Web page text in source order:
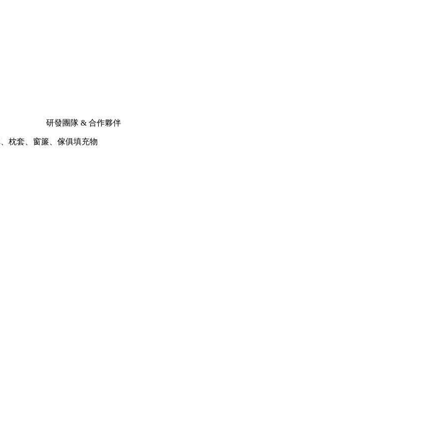
研發團隊 & 合作夥伴
枕套、窗簾、傢俱填充物